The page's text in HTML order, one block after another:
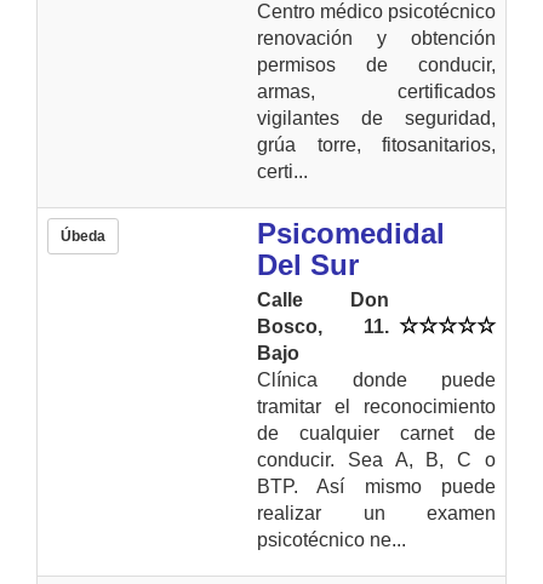
Centro médico psicotécnico
renovación y obtención
permisos de conducir,
armas, certificados
vigilantes de seguridad,
grúa torre, fitosanitarios,
certi...
Úbeda
Psicomedidal
Del Sur
Calle Don
Bosco, 11.
Bajo
Clínica donde puede
tramitar el reconocimiento
de cualquier carnet de
conducir. Sea A, B, C o
BTP. Así mismo puede
realizar un examen
psicotécnico ne...